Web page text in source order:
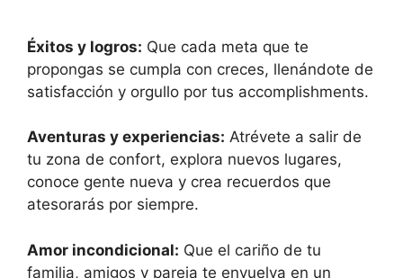
Éxitos y logros: Que cada meta que te
propongas se cumpla con creces, llenándote de
satisfacción y orgullo por tus accomplishments.
Aventuras y experiencias: Atrévete a salir de
tu zona de confort, explora nuevos lugares,
conoce gente nueva y crea recuerdos que
atesorarás por siempre.
Amor incondicional: Que el cariño de tu
familia, amigos y pareja te envuelva en un